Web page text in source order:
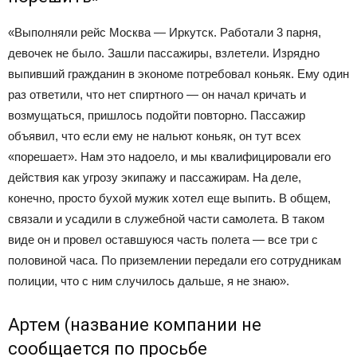
«Выполняли рейс Москва — Иркутск. Работали 3 парня,
девочек не было. Зашли пассажиры, взлетели. Изрядно
выпивший гражданин в экономе потребовал коньяк. Ему один
раз ответили, что нет спиртного — он начал кричать и
возмущаться, пришлось подойти повторно. Пассажир
объявил, что если ему не нальют коньяк, он тут всех
«порешает». Нам это надоело, и мы квалифицировали его
действия как угрозу экипажу и пассажирам. На деле,
конечно, просто бухой мужик хотел еще выпить. В общем,
связали и усадили в служебной части самолета. В таком
виде он и провел оставшуюся часть полета — все три с
половиной часа. По приземлении передали его сотрудникам
полиции, что с ним случилось дальше, я не знаю».
Артем (название компании не
сообщается по просьбе